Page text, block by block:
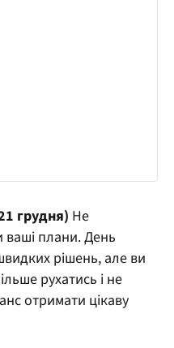
грудня) Не
ваші плани. День
рішень, але ви
рухатись і не
отримати цікаву